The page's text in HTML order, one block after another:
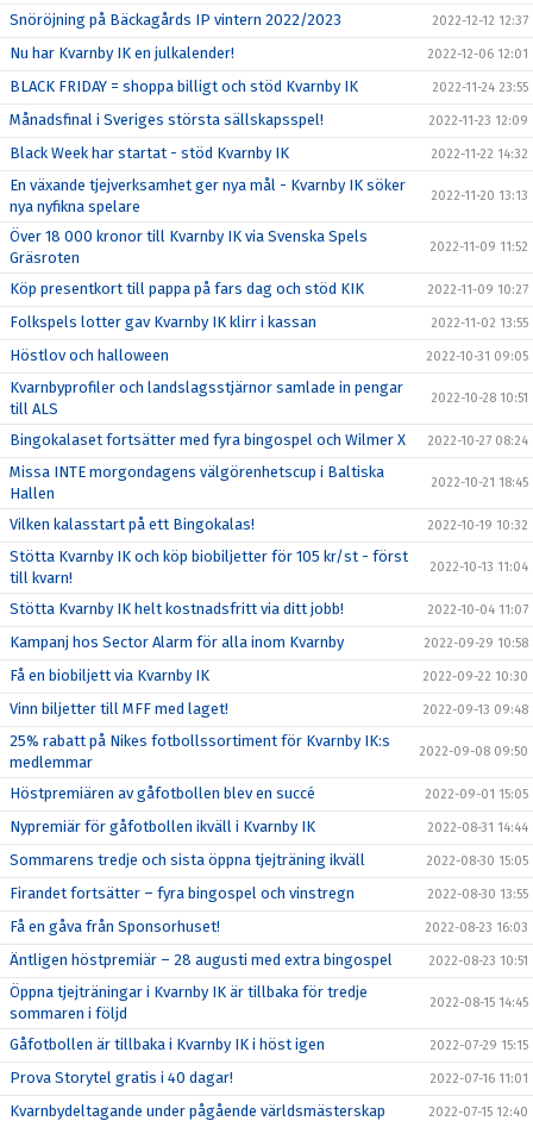
Snöröjning på Bäckagårds IP vintern 2022/2023 2022-12-12 12:37
Nu har Kvarnby IK en julkalender! 2022-12-06 12:01
BLACK FRIDAY = shoppa billigt och stöd Kvarnby IK 2022-11-24 23:55
Månadsfinal i Sveriges största sällskapsspel! 2022-11-23 12:09
Black Week har startat - stöd Kvarnby IK 2022-11-22 14:32
En växande tjejverksamhet ger nya mål - Kvarnby IK söker
nya nyfikna spelare
2022-11-20 13:13
Över 18 000 kronor till Kvarnby IK via Svenska Spels
Gräsroten
2022-11-09 11:52
Köp presentkort till pappa på fars dag och stöd KIK 2022-11-09 10:27
Folkspels lotter gav Kvarnby IK klirr i kassan 2022-11-02 13:55
Höstlov och halloween 2022-10-31 09:05
Kvarnbyprofiler och landslagsstjärnor samlade in pengar
till ALS
2022-10-28 10:51
Bingokalaset fortsätter med fyra bingospel och Wilmer X 2022-10-27 08:24
Missa INTE morgondagens välgörenhetscup i Baltiska
Hallen
2022-10-21 18:45
Vilken kalasstart på ett Bingokalas! 2022-10-19 10:32
Stötta Kvarnby IK och köp biobiljetter för 105 kr/st - först
till kvarn!
2022-10-13 11:04
Stötta Kvarnby IK helt kostnadsfritt via ditt jobb! 2022-10-04 11:07
Kampanj hos Sector Alarm för alla inom Kvarnby 2022-09-29 10:58
Få en biobiljett via Kvarnby IK 2022-09-22 10:30
Vinn biljetter till MFF med laget! 2022-09-13 09:48
25% rabatt på Nikes fotbollssortiment för Kvarnby IK:s
medlemmar
2022-09-08 09:50
Höstpremiären av gåfotbollen blev en succé 2022-09-01 15:05
Nypremiär för gåfotbollen ikväll i Kvarnby IK 2022-08-31 14:44
Sommarens tredje och sista öppna tjejträning ikväll 2022-08-30 15:05
Firandet fortsätter – fyra bingospel och vinstregn 2022-08-30 13:55
Få en gåva från Sponsorhuset! 2022-08-23 16:03
Äntligen höstpremiär – 28 augusti med extra bingospel 2022-08-23 10:51
Öppna tjejträningar i Kvarnby IK är tillbaka för tredje
sommaren i följd
2022-08-15 14:45
Gåfotbollen är tillbaka i Kvarnby IK i höst igen 2022-07-29 15:15
Prova Storytel gratis i 40 dagar! 2022-07-16 11:01
Kvarnbydeltagande under pågående världsmästerskap 2022-07-15 12:40